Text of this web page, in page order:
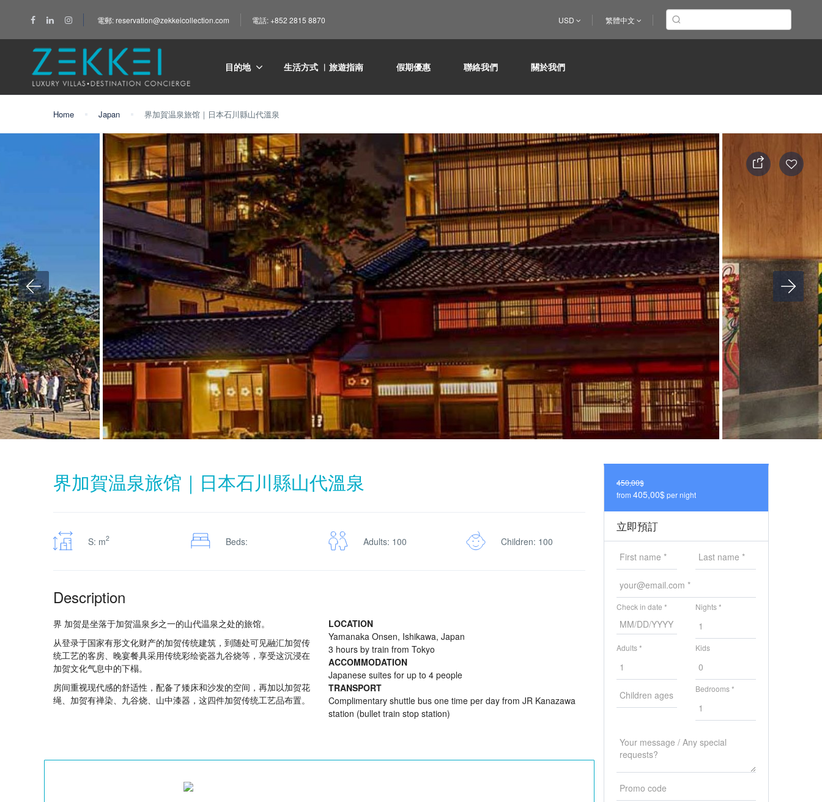
電郵: reservation@zekkeicollection.com 電話: +852 2815 8870 USD 繁體中文
目的地 生活方式 ︳旅遊指南 假期優惠 聯絡我們 關於我們
Home Japan 界加賀温泉旅馆｜日本石川縣山代溫泉
界加賀温泉旅馆｜日本石川縣山代溫泉
S: m2 Beds: Adults: 100 Children: 100
Description
界 加贺是坐落于加贺温泉乡之一的山代温泉之处的旅馆。
从登录于国家有形文化财产的加贺传统建筑，到随处可见融汇加贺传
统工艺的客房、晚宴餐具采用传统彩绘瓷器九谷烧等，享受这沉浸在
加贺文化气息中的下榻。
房间重视现代感的舒适性，配备了矮床和沙发的空间，再加以加贺花
绳、加贺有禅染、九谷烧、山中漆器，这四件加贺传统工艺品布置。
LOCATION
Yamanaka Onsen, Ishikawa, Japan
3 hours by train from Tokyo
ACCOMMODATION
Japanese suites for up to 4 people
TRANSPORT
Complimentary shuttle bus one time per day from JR Kanazawa
station (bullet train stop station)
450,00$
from 405,00$per night
立即預訂
Check in date * Nights *
Adults * Kids
Bedrooms *